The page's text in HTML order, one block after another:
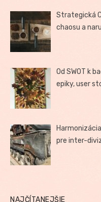
Strategická
chaosu a
Od SWOT k
epiky, user
pre inter-
NAJČÍTANEJŠIE